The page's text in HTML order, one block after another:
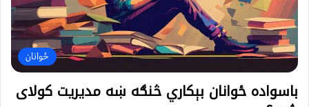
ځوانان
باسواده ځوانان بېکاري څنګه ښه مدیریت کولای